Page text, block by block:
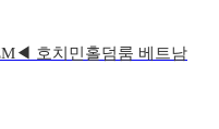
호치민홀덤룸 베트남